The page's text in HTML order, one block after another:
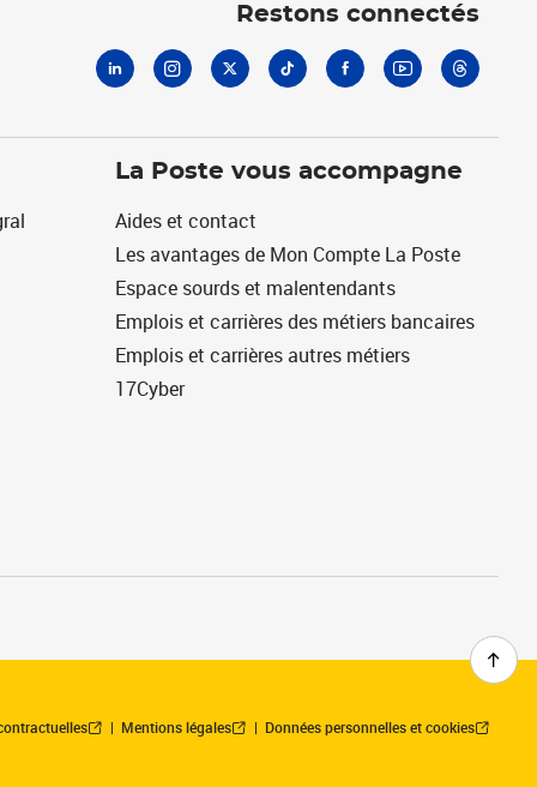
Restons connectés
La Poste vous accompagne
Aides et contact
Les avantages de Mon Compte La Poste
Espace sourds et malentendants
Emplois et carrières des métiers bancaires
Emplois et carrières autres métiers
17Cyber
Mentions légales Données personnelles et cookies